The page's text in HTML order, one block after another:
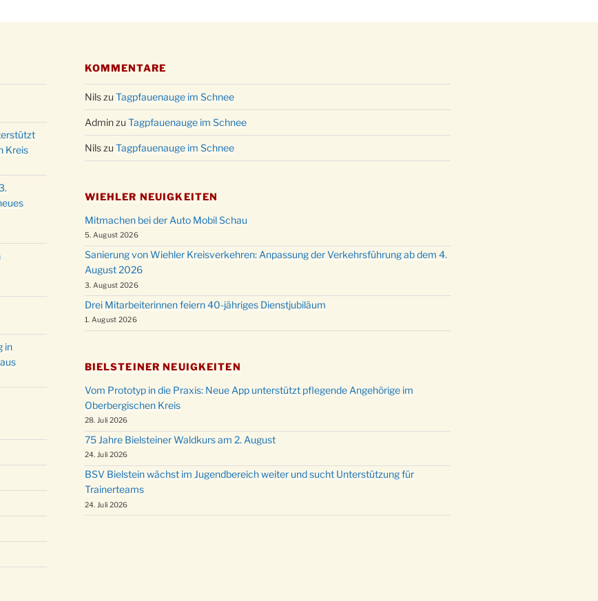
Kreis
in
KOMMENTARE
Nilszu Tagpfauenauge im Schnee
Adminzu Tagpfauenauge im Schnee
Nilszu Tagpfauenauge im Schnee
WIEHLER NEUIGKEITEN
Mitmachen bei der Auto Mobil Schau
5. August 2026
Sanierung von Wiehler Kreisverkehren: Anpassung der Verkehrsführung ab dem 4.
August 2026
3. August 2026
Drei Mitarbeiterinnen feiern 40-jähriges Dienstjubiläum
1. August 2026
BIELSTEINER NEUIGKEITEN
Vom Prototyp in die Praxis: Neue App unterstützt pflegende Angehörige im
Oberbergischen Kreis
28. Juli 2026
75 Jahre Bielsteiner Waldkurs am 2. August
24. Juli 2026
BSV Bielstein wächst im Jugendbereich weiter und sucht Unterstützung für
Trainerteams
24. Juli 2026